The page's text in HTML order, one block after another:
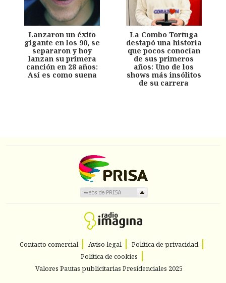
Lanzaron un éxito
gigante en los 90, se
separaron y hoy
lanzan su primera
canción en 28 años:
Así es como suena
La Combo Tortuga
destapó una historia
que pocos conocían
de sus primeros
años: Uno de los
shows más insólitos
de su carrera
Contacto comercial Aviso legal
Política de privacidad
Política de cookies
Valores Pautas publicitarias Presidenciales 2025